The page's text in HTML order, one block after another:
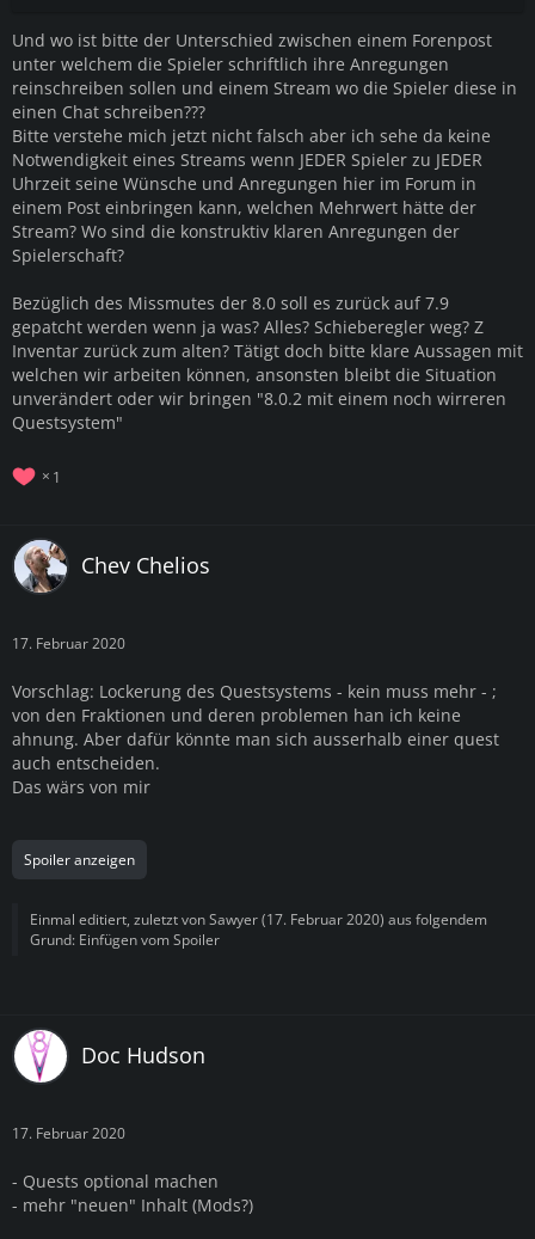
Und wo ist bitte der Unterschied zwischen einem Forenpost
unter welchem die Spieler schriftlich ihre Anregungen
reinschreiben sollen und einem Stream wo die Spieler diese in
einen Chat schreiben???
Bitte verstehe mich jetzt nicht falsch aber ich sehe da keine
Notwendigkeit eines Streams wenn JEDER Spieler zu JEDER
Uhrzeit seine Wünsche und Anregungen hier im Forum in
einem Post einbringen kann, welchen Mehrwert hätte der
Stream? Wo sind die konstruktiv klaren Anregungen der
Spielerschaft?
Bezüglich des Missmutes der 8.0 soll es zurück auf 7.9
gepatcht werden wenn ja was? Alles? Schieberegler weg? Z
Inventar zurück zum alten? Tätigt doch bitte klare Aussagen mit
welchen wir arbeiten können, ansonsten bleibt die Situation
unverändert oder wir bringen "8.0.2 mit einem noch wirreren
Questsystem"
1
Chev Chelios
17. Februar 2020
Vorschlag: Lockerung des Questsystems - kein muss mehr - ;
von den Fraktionen und deren problemen han ich keine
ahnung. Aber dafür könnte man sich ausserhalb einer quest
auch entscheiden.
Das wärs von mir
Spoiler anzeigen
Einmal editiert, zuletzt vonSawyer(17. Februar 2020) aus folgendem
Grund: Einfügen vom Spoiler
Doc Hudson
17. Februar 2020
- Quests optional machen
- mehr "neuen" Inhalt (Mods?)